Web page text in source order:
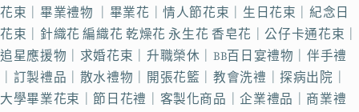
花束｜畢業禮物 ｜畢業花｜情人節花束｜生日花束｜紀念日
花束｜針織花 編織花 乾燥花 永生花 香皂花｜公仔卡通花束｜
追星應援物｜求婚花束｜升職榮休｜BB百日宴禮物｜伴手禮
｜訂製禮品｜散水禮物｜開張花籃｜教會洗禮｜探病出院｜
大學畢業花束｜節日花禮｜客製化商品｜企業禮品｜商業禮